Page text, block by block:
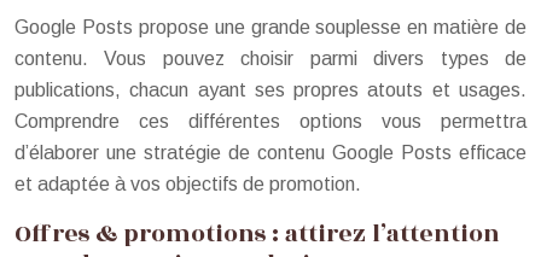
Google Posts propose une grande souplesse en matière de
contenu. Vous pouvez choisir parmi divers types de
publications, chacun ayant ses propres atouts et usages.
Comprendre ces différentes options vous permettra
d’élaborer une stratégie de contenu Google Posts efficace
et adaptée à vos objectifs de promotion.
Offres & promotions : attirez l’attention